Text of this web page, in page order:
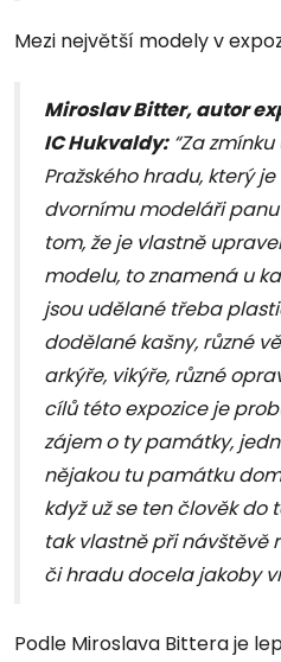
Mezi největší modely v
Miroslav Bitter, autor
IC Hukvaldy:“Za
Pražského hradu, který
dvornímu modeláři
tom, že je vlastně
modelu, to znamená u
jsou udělané třeba
dodělané kašny, různé
arkýře, vikýře, různé
cílů této expozice je
zájem o ty památky,
nějakou tu památku
když už se ten člověk
tak vlastně při návštěvě
či hradu docela jakoby
Podle Miroslava Bittera je